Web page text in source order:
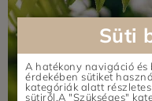
Süti
A hatékony navigáció és
érdekében sütiket
kategóriák alatt
sütiről.A "Szükséges"